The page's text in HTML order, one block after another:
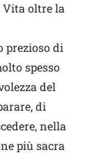
oltre la
prezioso di
spesso
del
di
nella
più sacra